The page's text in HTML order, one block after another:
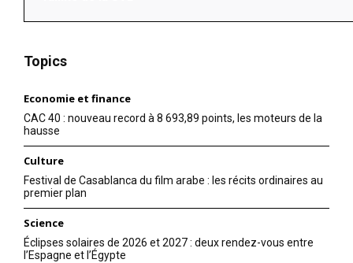
Topics
Economie et finance
CAC 40 : nouveau record à 8 693,89 points, les moteurs de la
hausse
Culture
Festival de Casablanca du film arabe : les récits ordinaires au
premier plan
Science
Éclipses solaires de 2026 et 2027 : deux rendez-vous entre
l’Espagne et l’Égypte